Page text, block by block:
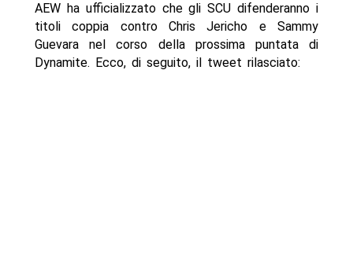
AEW ha ufficializzato che gli SCU difenderanno i
titoli coppia contro Chris Jericho e Sammy
Guevara nel corso della prossima puntata di
Dynamite. Ecco, di seguito, il tweet rilasciato: